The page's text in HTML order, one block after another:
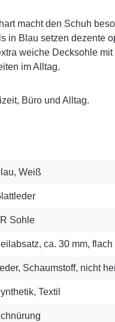
macht den Schuh
in Blau setzen dezente
weiche Decksohle
im Alltag.
Büro und Alltag.
Weiß
Sohle
ca. 30 mm, flach
Schaumstoff, nicht
Textil